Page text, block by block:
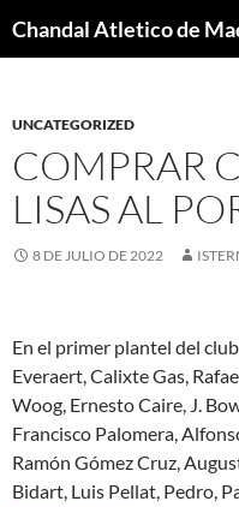
UNCATEGORIZED
COMPRAR
LISAS AL
8 DE JULIO DE 2022
En el primer plantel del
Everaert, Calixte Gas,
Woog, Ernesto Caire, J.
Francisco Palomera,
Ramón Gómez Cruz,
Bidart, Luis Pellat, Pedro,